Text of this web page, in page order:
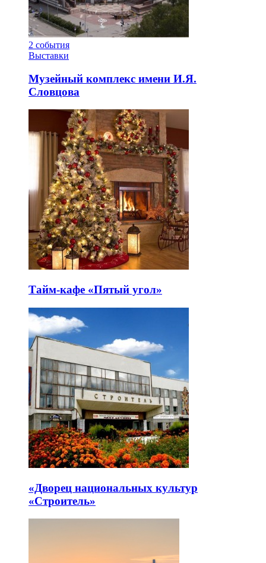
2 события
Выставки
Музейный комплекс имени И.Я.
Словцова
Тайм-кафе «Пятый угол»
«Дворец национальных культур
«Строитель»